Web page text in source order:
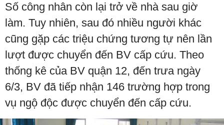
Số công nhân còn lại trở về nhà sau giờ
làm. Tuy nhiên, sau đó nhiều người khác
cũng gặp các triệu chứng tương tự nên lần
lượt được chuyển đến BV cấp cứu. Theo
thống kê của BV quận 12, đến trưa ngày
6/3, BV đã tiếp nhận 146 trường hợp trong
vụ ngộ độc được chuyển đến cấp cứu.